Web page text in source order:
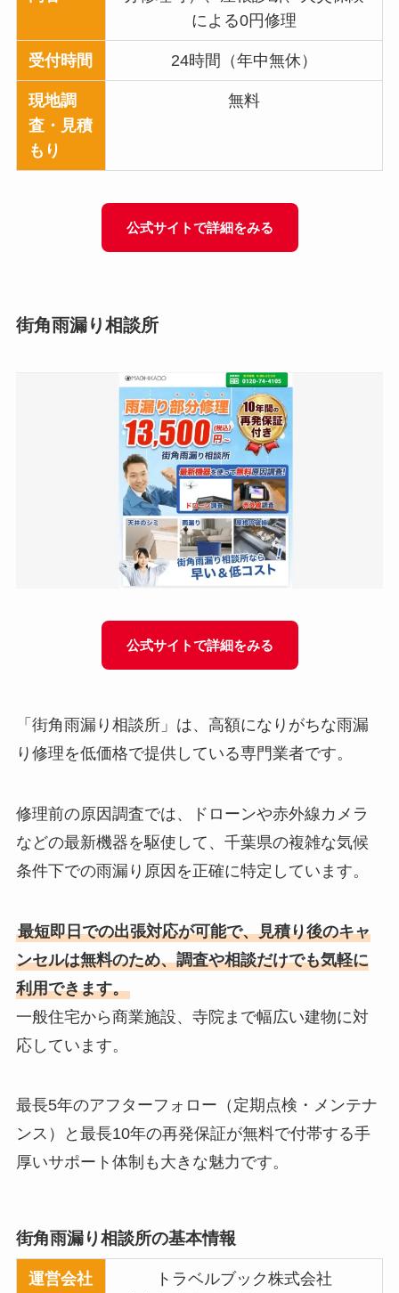
による0円修理
受付時間 24時間（年中無休）
現地調
査・見積
もり
無料
公式サイトで詳細をみる
街角雨漏り相談所
公式サイトで詳細をみる
「街角雨漏り相談所」は、高額になりがちな雨漏
り修理を低価格で提供している専門業者です。
修理前の原因調査では、ドローンや赤外線カメラ
などの最新機器を駆使して、千葉県の複雑な気候
条件下での雨漏り原因を正確に特定しています。
最短即日での出張対応が可能で、見積り後のキャ
ンセルは無料のため、調査や相談だけでも気軽に
利用できます。
一般住宅から商業施設、寺院まで幅広い建物に対
応しています。
最長5年のアフターフォロー（定期点検・メンテナ
ンス）と最長10年の再発保証が無料で付帯する手
厚いサポート体制も大きな魅力です。
街角雨漏り相談所の基本情報
運営会社
トラベルブック株式会社